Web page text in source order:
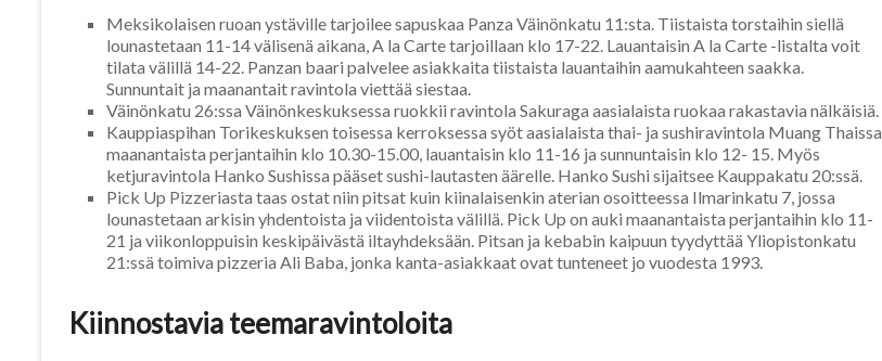
Meksikolaisen ruoan ystäville tarjoilee sapuskaa Panza Väinönkatu 11:sta. Tiistaista torstaihin siellä
lounastetaan 11-14 välisenä aikana, A la Carte tarjoillaan klo 17-22. Lauantaisin A la Carte -listalta voit
tilata välillä 14-22. Panzan baari palvelee asiakkaita tiistaista lauantaihin aamukahteen saakka.
Sunnuntait ja maanantait ravintola viettää siestaa.
Väinönkatu 26:ssa Väinönkeskuksessa ruokkii ravintola Sakuraga aasialaista ruokaa rakastavia nälkäisiä.
Kauppiaspihan Torikeskuksen toisessa kerroksessa syöt aasialaista thai- ja sushiravintola Muang Thaissa
maanantaista perjantaihin klo 10.30-15.00, lauantaisin klo 11-16 ja sunnuntaisin klo 12- 15. Myös
ketjuravintola Hanko Sushissa pääset sushi-lautasten äärelle. Hanko Sushi sijaitsee Kauppakatu 20:ssä.
Pick Up Pizzeriasta taas ostat niin pitsat kuin kiinalaisenkin aterian osoitteessa Ilmarinkatu 7, jossa
lounastetaan arkisin yhdentoista ja viidentoista välillä. Pick Up on auki maanantaista perjantaihin klo 11-
21 ja viikonloppuisin keskipäivästä iltayhdeksään. Pitsan ja kebabin kaipuun tyydyttää Yliopistonkatu
21:ssä toimiva pizzeria Ali Baba, jonka kanta-asiakkaat ovat tunteneet jo vuodesta 1993.
Kiinnostavia teemaravintoloita